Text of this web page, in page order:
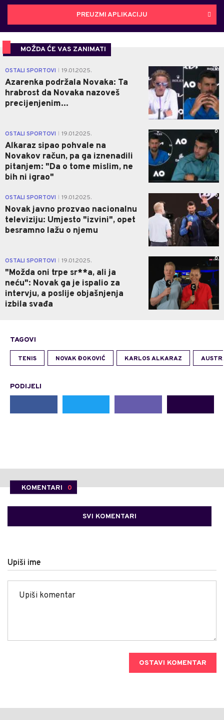
PREUZMI APLIKACIJU
MOŽDA ĆE VAS ZANIMATI
OSTALI SPORTOVI 19.01.2025.
Azarenka podržala Novaka: Ta
hrabrost da Novaka nazoveš
precijenjenim...
0
OSTALI SPORTOVI 19.01.2025.
Alkaraz sipao pohvale na
Novakov račun, pa ga iznenadili
pitanjem: "Da o tome mislim, ne
bih ni igrao"
0
OSTALI SPORTOVI 19.01.2025.
Novak javno prozvao nacionalnu
televiziju: Umjesto "izvini", opet
besramno lažu o njemu
0
OSTALI SPORTOVI 19.01.2025.
"Možda oni trpe sr**a, ali ja
neću": Novak ga je ispalio za
intervju, a poslije objašnjenja
izbila svađa
0
TAGOVI
TENIS NOVAK ĐOKOVIĆ KARLOS ALKARAZ
PODIJELI
KOMENTARI 0
SVI KOMENTARI
Upiši ime
OSTAVI KOMENTAR